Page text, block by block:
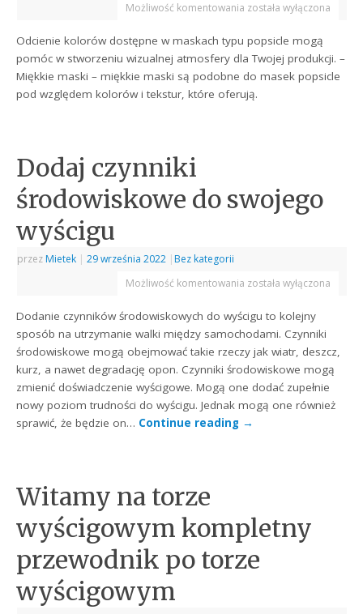
Możliwość komentowania została wyłączona
Odcienie kolorów dostępne w maskach typu popsicle mogą
pomóc w stworzeniu wizualnej atmosfery dla Twojej produkcji. –
Miękkie maski – miękkie maski są podobne do masek popsicle
pod względem kolorów i tekstur, które oferują.
Dodaj czynniki
środowiskowe do swojego
wyścigu
przez Mietek | 29 września 2022 | Bez kategorii
Możliwość komentowania została wyłączona
Dodanie czynników środowiskowych do wyścigu to kolejny
sposób na utrzymanie walki między samochodami. Czynniki
środowiskowe mogą obejmować takie rzeczy jak wiatr, deszcz,
kurz, a nawet degradację opon. Czynniki środowiskowe mogą
zmienić doświadczenie wyścigowe. Mogą one dodać zupełnie
nowy poziom trudności do wyścigu. Jednak mogą one również
sprawić, że będzie on… Continue reading →
Witamy na torze
wyścigowym kompletny
przewodnik po torze
wyścigowym